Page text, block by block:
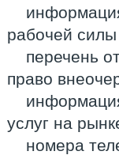
рабочей
перечень
право
услуг на
номера